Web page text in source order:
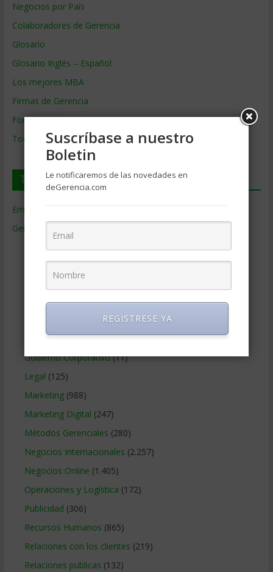
Negocios por País
Colaboradores de Gerencia
Glosario
Glosario Inglés – Español
Los mejores MBA
Firmas de Gerencia
Formación de Gerencia
Todos los Temas
Temas de Gerencia
Empresas de Gerencia
Gerencia
Contabilidad(466)
Educacion Gerencial
Estrategia Empresarial(304)
Finanzas Corporativas(748)
Gerencia social y ambiental(223)
Gobierno Corporativo(11)
Legal (125)
Marketing(988)
Marketing Digital (247)
Métodos Gerenciales (280)
Negocios Internacionales (2.257)
Negocios Online (1.405)
Operaciones y Logística (172)
Publicidad (306)
Recursos Humanos (865)
Relaciones con los clientes (219)
Relaciones publicas (132)
Suscríbase a nuestro
Boletin
Le notificaremos de las novedades en
deGerencia.com
REGISTRESE YA